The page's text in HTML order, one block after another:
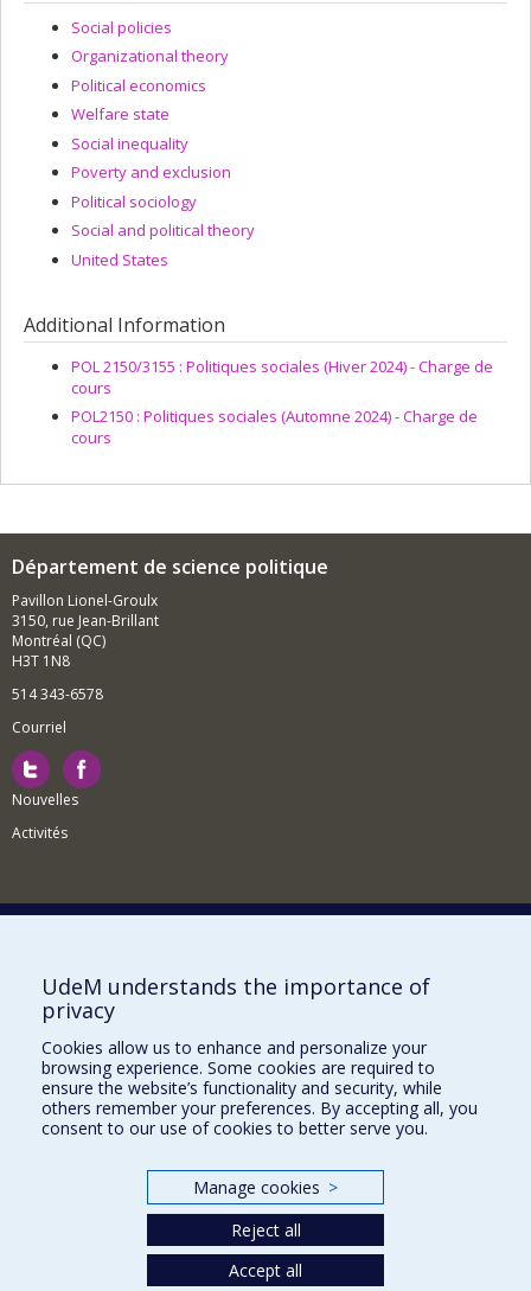
Social policies
Organizational theory
Political economics
Welfare state
Social inequality
Poverty and exclusion
Political sociology
Social and political theory
United States
Additional Information
POL 2150/3155 : Politiques sociales (Hiver 2024) - Charge de
cours
POL2150 : Politiques sociales (Automne 2024) - Charge de
cours
Département de science politique
Pavillon Lionel-Groulx
3150, rue Jean-Brillant
Montréal (QC)
H3T 1N8
514 343-6578
Courriel
Nouvelles
Activités
Comment soutenir le Département?
BESOIN D'AIDE?
Plan du site
Signaler une erreur
Accessibilité
Nos départements et écoles
UdeM understands the importance of
privacy
Cookies allow us to enhance and personalize your
browsing experience. Some cookies are required to
ensure the website’s functionality and security, while
others remember your preferences. By accepting all, you
consent to our use of cookies to better serve you.
Manage cookies >
Reject all
Accept all